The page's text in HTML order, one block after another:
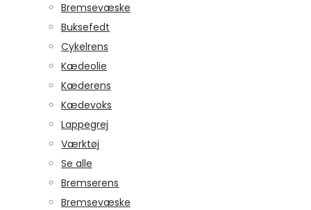
Bremsevæske
Buksefedt
Cykelrens
Kædeolie
Kæderens
Kædevoks
Lappegrej
Værktøj
Se alle
Bremserens
Bremsevæske